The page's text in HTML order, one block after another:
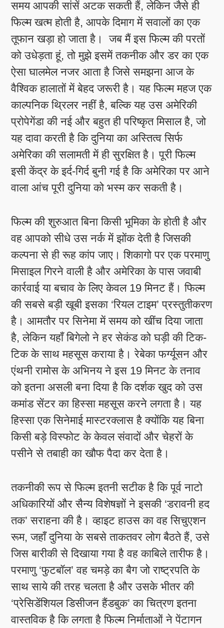
समय आपकी सांसें अटक सकती हैं, लेकिन जैसे ही
फिल्म खत्म होती है, आपके दिमाग में सवालों का एक
तूफान खड़ा हो जाता है। जब मैं इस फिल्म की परतों
को उधेड़ता हूं, तो मुझे इसमें तकनीक और डर का एक
ऐसा घालमेल नजर आता है जिसे समझना आज के
वैश्विक हालातों में बेहद जरूरी है। यह फिल्म महज एक
काल्पनिक थ्रिलर नहीं है, बल्कि यह उस अमेरिकी
प्रोपेगेंडा की नई और बहुत ही परिष्कृत मिसाल है, जो
यह दावा करती है कि दुनिया का अस्तित्व सिर्फ
अमेरिका की सलामती में ही सुरक्षित है। पूरी फिल्म
इसी केंद्र के इर्द-गिर्द बुनी गई है कि अमेरिका पर आने
वाला आंच पूरी दुनिया को भस्म कर सकती है।
फिल्म की शुरुआत बिना किसी भूमिका के होती है और
वह आपको सीधे उस नर्क में झोंक देती है जिसकी
कल्पना से ही रूह कांप जाए। शिकागो पर एक परमाणु
मिसाइल गिरने वाली है और अमेरिका के पास जवाबी
कार्रवाई या बचाव के लिए केवल 19 मिनट हैं। फिल्म
की सबसे बड़ी खूबी इसका ‘रियल टाइम’ प्रस्तुतीकरण
है। आमतौर पर सिनेमा में समय को खींच दिया जाता
है, लेकिन यहाँ बिगेलो ने हर सेकंड को घड़ी की टिक-
टिक के साथ महसूस कराया है। रेबेका फर्ग्यूसन और
एंथनी रामोस के अभिनय ने इस 19 मिनट के तनाव
को इतना असली बना दिया है कि दर्शक खुद को उस
कमांड सेंटर का हिस्सा महसूस करने लगता है। यह
हिस्सा एक सिनेमाई मास्टरक्लास है क्योंकि यह बिना
किसी बड़े विस्फोट के केवल संवादों और चेहरों के
पसीने से तबाही का खौफ पैदा कर देता है।
तकनीकी रूप से फिल्म इतनी सटीक है कि पूर्व नाटो
अधिकारियों और सैन्य विशेषज्ञों ने इसकी ‘डरावनी हद
तक’ सराहना की है। व्हाइट हाउस का वह सिचुएशन
रूम, जहाँ दुनिया के सबसे ताकतवर लोग बैठते हैं, उसे
जिस बारीकी से दिखाया गया है वह काबिले तारीफ है।
परमाणु ‘फुटबॉल’ वह चमड़े का बैग जो राष्ट्रपति के
साथ साये की तरह चलता है और उसके भीतर की
‘प्रेसिडेंशियल डिसीजन हैंडबुक’ का चित्रण इतना
वास्तविक है कि लगता है फिल्म निर्माताओं ने पेंटागन